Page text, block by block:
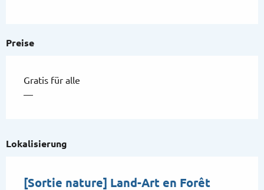
Preise
Gratis für alle
—
Lokalisierung
[Sortie nature] Land-Art en Forêt